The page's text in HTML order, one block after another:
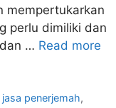
mempertukarkan
perlu dimiliki dan
… Read more
penerjemah,